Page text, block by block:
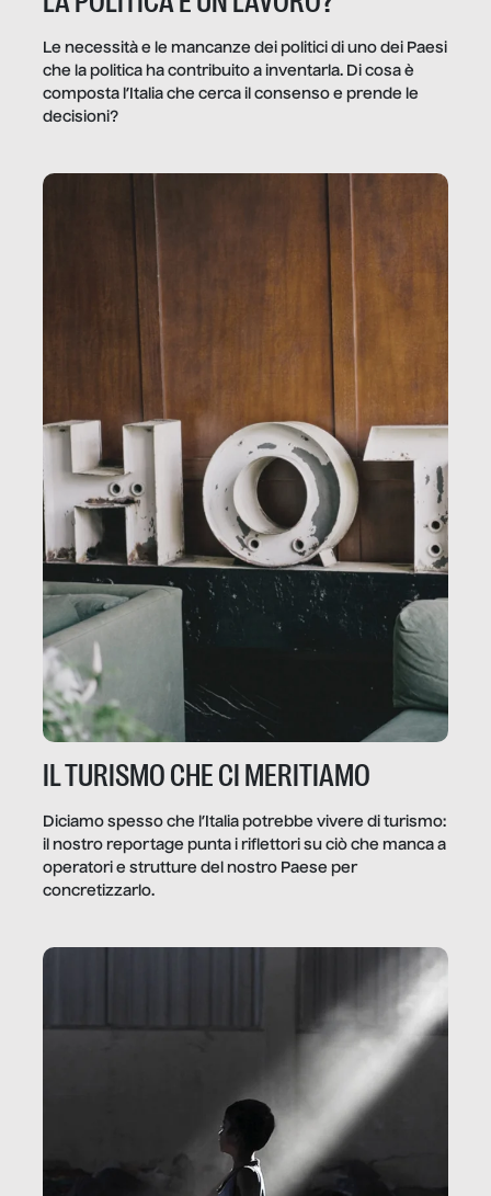
Le necessità e le mancanze dei politici di uno dei Paesi
che la politica ha contribuito a inventarla. Di cosa è
composta l’Italia che cerca il consenso e prende le
decisioni?
IL TURISMO CHE CI MERITIAMO
Diciamo spesso che l’Italia potrebbe vivere di turismo:
il nostro reportage punta i riflettori su ciò che manca a
operatori e strutture del nostro Paese per
concretizzarlo.